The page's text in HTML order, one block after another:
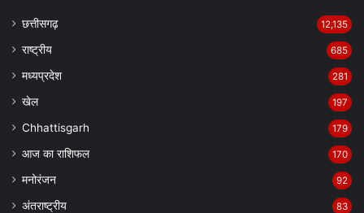
छत्तीसगढ़ 12,135
राष्ट्रीय 685
मध्यप्रदेश 281
खेल 197
Chhattisgarh 179
आज का राशिफल 170
मनोरंजन 92
अंतराष्ट्रीय 83